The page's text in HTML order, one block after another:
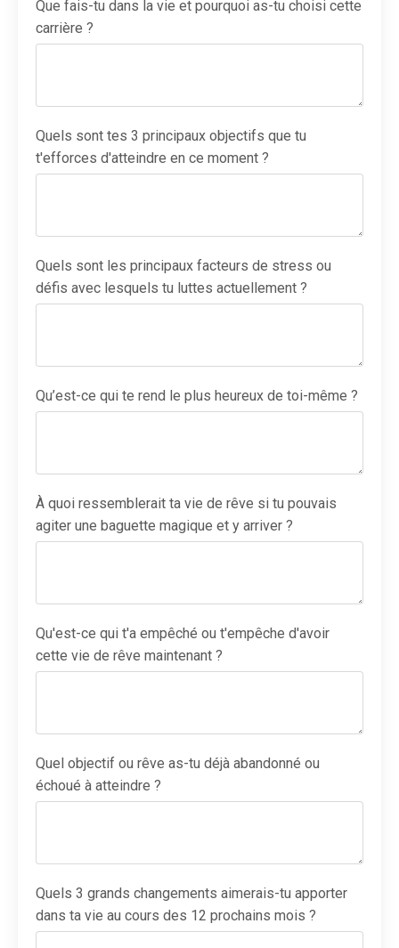
Que fais-tu dans la vie et pourquoi as-tu choisi cette
carrière ?
Quels sont tes 3 principaux objectifs que tu
t'efforces d'atteindre en ce moment ?
Quels sont les principaux facteurs de stress ou
défis avec lesquels tu luttes actuellement ?
Qu’est-ce qui te rend le plus heureux de toi-même ?
À quoi ressemblerait ta vie de rêve si tu pouvais
agiter une baguette magique et y arriver ?
Qu'est-ce qui t'a empêché ou t'empêche d'avoir
cette vie de rêve maintenant ?
Quel objectif ou rêve as-tu déjà abandonné ou
échoué à atteindre ?
Quels 3 grands changements aimerais-tu apporter
dans ta vie au cours des 12 prochains mois ?